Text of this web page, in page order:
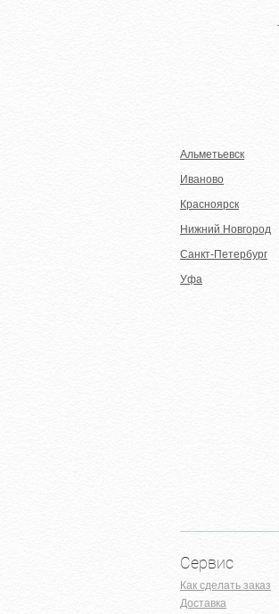
Альметьевск
Иваново
Красноярск
Нижний Новгород
Санкт-Петербург
Уфа
Сервис
Как сделать заказ
Доставка